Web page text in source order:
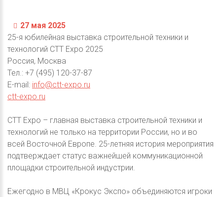
27 мая 2025
25-я юбилейная выставка строительной техники и
технологий СТТ Expo 2025
Россия, Москва
Тел.: +7 (495) 120-37-87
E-mail: info@ctt-expo.ru
ctt-expo.ru
СТТ Expo – главная выставка строительной техники и
технологий не только на территории России, но и во
всей Восточной Европе. 25-летняя история мероприятия
подтверждает статус важнейшей коммуникационной
площадки строительной индустрии.
Ежегодно в МВЦ «Крокус Экспо» объединяются игроки